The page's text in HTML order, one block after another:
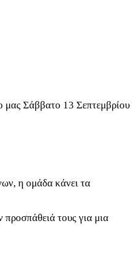
μας Σάββατο 13 Σεπτεμβρίου
η ομάδα κάνει τα
προσπάθειά τους για μια